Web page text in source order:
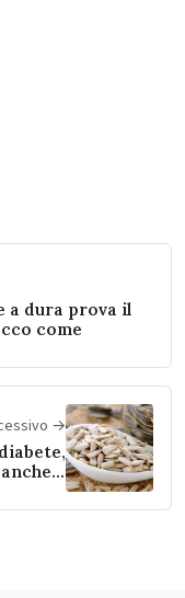
a dura prova il
come
→
il